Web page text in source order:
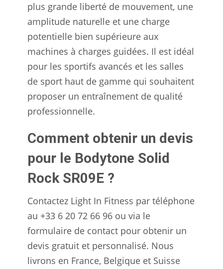
plus grande liberté de mouvement, une
amplitude naturelle et une charge
potentielle bien supérieure aux
machines à charges guidées. Il est idéal
pour les sportifs avancés et les salles
de sport haut de gamme qui souhaitent
proposer un entraînement de qualité
professionnelle.
Comment obtenir un devis
pour le Bodytone Solid
Rock SR09E ?
Contactez Light In Fitness par téléphone
au +33 6 20 72 66 96 ou via le
formulaire de contact pour obtenir un
devis gratuit et personnalisé. Nous
livrons en France, Belgique et Suisse